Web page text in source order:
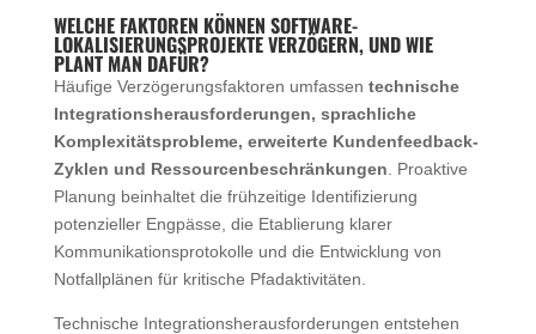
WELCHE FAKTOREN KÖNNEN SOFTWARE-
LOKALISIERUNGSPROJEKTE VERZÖGERN, UND WIE
PLANT MAN DAFÜR?
Häufige Verzögerungsfaktoren umfassen technische
Integrationsherausforderungen, sprachliche
Komplexitätsprobleme, erweiterte Kundenfeedback-
Zyklen und Ressourcenbeschränkungen . Proaktive
Planung beinhaltet die frühzeitige Identifizierung
potenzieller Engpässe, die Etablierung klarer
Kommunikationsprotokolle und die Entwicklung von
Notfallplänen für kritische Pfadaktivitäten.
Technische Integrationsherausforderungen entstehen